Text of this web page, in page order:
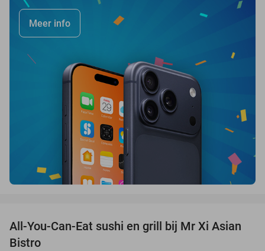
Meer info
14%
All-You-Can-Eat sushi en grill bij Mr Xi Asian
Bistro